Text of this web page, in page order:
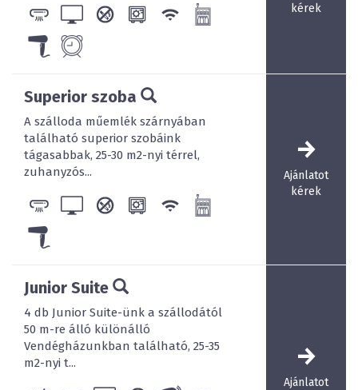
kérek
Superior szoba
A szálloda műemlék szárnyában
található superior szobáink
tágasabbak, 25-30 m2-nyi térrel,
zuhanyzós...
Ajánlatot
kérek
Junior Suite
4 db Junior Suite-ünk a szállodától
50 m-re álló különálló
Vendégházunkban található, 25-35
m2-nyi t...
Ajánlatot